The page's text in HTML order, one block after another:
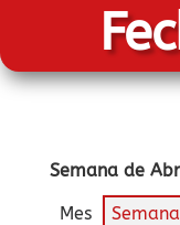
Semana de
Mes Semana